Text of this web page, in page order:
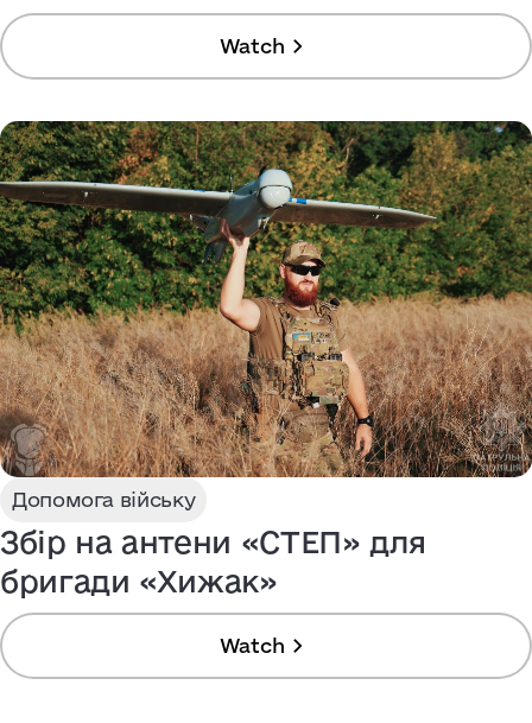
Watch
Допомога війську
Збір на антени «СТЕП» для
бригади «Хижак»
Watch